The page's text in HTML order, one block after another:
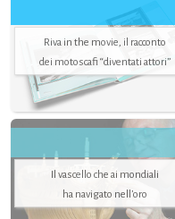
Riva in the movie, il racconto
dei motoscafi “diventati attori”
Il vascello che ai mondiali
ha navigato nell’oro